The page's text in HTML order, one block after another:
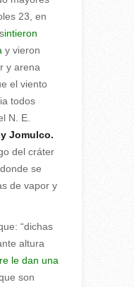
23, en
intieron
y vieron
y arena
el viento
todos
N. E.
Jomulco.
del cráter
se
de vapor y
“dichas
altura
le dan una
son